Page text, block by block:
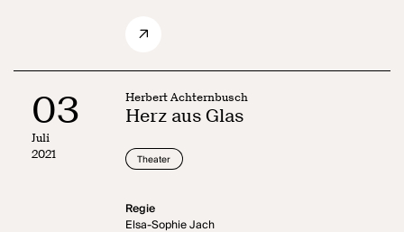
03
Juli
2021
Herbert Achternbusch
Herz aus Glas
Theater
Regie
Elsa-Sophie Jach